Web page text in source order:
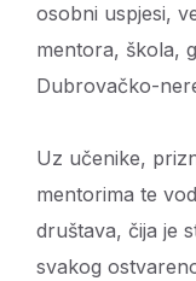
osobni uspjesi,
mentora, škola,
Dubrovačko-
Uz učenike,
mentorima te
društava, čija je
svakog